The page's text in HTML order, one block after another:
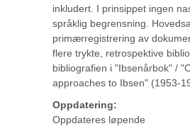
inkludert. I prinsippet ingen
språklig begrensning.
primærregistrering av
flere trykte, retrospektive
bibliografien i "Ibsenårbok" /
approaches to Ibsen" (1953-
Oppdatering:
Oppdateres løpende